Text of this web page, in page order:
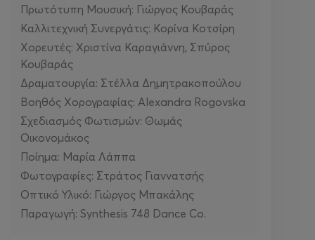
Πρωτότυπη Μουσική: Γιώργος Κουβαράς
Καλλιτεχνική Συνεργάτις: Κορίνα Κοτσίρη
Χορευτές: Χριστίνα Καραγιάννη, Σπύρος
Κουβαράς
Δραματουργία: Στέλλα Δημητρακοπούλου
Βοηθός Χορογραφίας: Alexandra Rogovska
Σχεδιασμός Φωτισμών: Θωμάς
Οικονομάκος
Ποίημα: Μαρία Λάππα
Φωτογραφίες: Στράτος Γιαννατσής
Οπτικό Υλικό: Γιώργος Μπακάλης
Παραγωγή: Synthesis 748 Dance Co.